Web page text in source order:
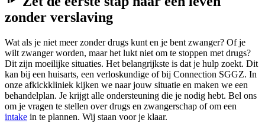
zonder verslaving
Wat als je niet meer zonder drugs kunt en je bent zwanger? Of je
wilt zwanger worden, maar het lukt niet om te stoppen met drugs?
Dit zijn moeilijke situaties. Het belangrijkste is dat je hulp zoekt. Dit
kan bij een huisarts, een verloskundige of bij Connection SGGZ. In
onze afkickkliniek kijken we naar jouw situatie en maken we een
behandelplan. Je krijgt alle ondersteuning die je nodig hebt. Bel ons
om je vragen te stellen over drugs en zwangerschap of om een
intake in te plannen. Wij staan voor je klaar.